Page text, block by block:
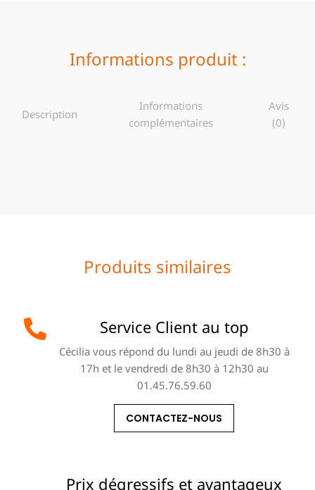
Informations produit :
Description
Informations
complémentaires
Avis
(0)
Produits similaires
Service Client au top
Cécilia vous répond du lundi au jeudi de 8h30 à
17h et le vendredi de 8h30 à 12h30 au
01.45.76.59.60
CONTACTEZ-NOUS
Prix dégressifs et avantageux